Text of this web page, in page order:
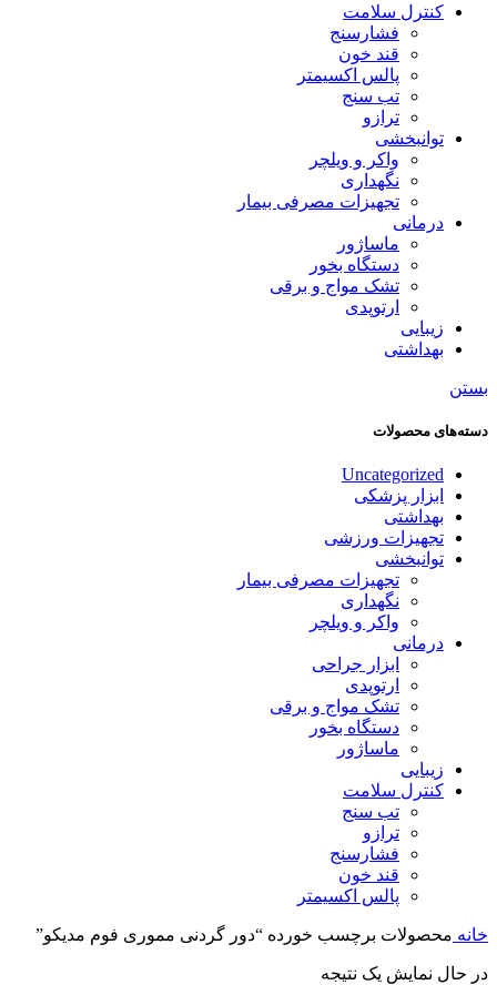
کنترل سلامت
فشارسنج
قند خون
پالس اکسیمتر
تب سنج
ترازو
توانبخشی
واکر و ویلچر
نگهداری
تجهیزات مصرفی بیمار
درمانی
ماساژور
دستگاه بخور
تشک مواج و برقی
ارتوپدی
زیبایی
بهداشتی
بستن
دسته‌های محصولات
Uncategorized
ابزار پزشکی
بهداشتی
تجهیزات ورزشی
توانبخشی
تجهیزات مصرفی بیمار
نگهداری
واکر و ویلچر
درمانی
ابزار جراحی
ارتوپدی
تشک مواج و برقی
دستگاه بخور
ماساژور
زیبایی
کنترل سلامت
تب سنج
ترازو
فشارسنج
قند خون
پالس اکسیمتر
خانه محصولات برچسب خورده “دور گردنی مموری فوم مدیکو”
در حال نمایش یک نتیجه